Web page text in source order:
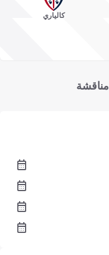
كالياري
مناقشة